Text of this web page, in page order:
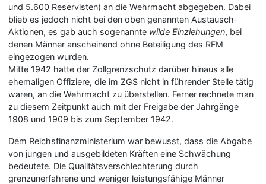
und 5.600 Reservisten) an die Wehrmacht abgegeben. Dabei
blieb es jedoch nicht bei den oben genannten Austausch-
Aktionen, es gab auch sogenannte wilde Einziehungen, bei
denen Männer anscheinend ohne Beteiligung des RFM
eingezogen wurden.
Mitte 1942 hatte der Zollgrenzschutz darüber hinaus alle
ehemaligen Offiziere, die im ZGS nicht in führender Stelle tätig
waren, an die Wehrmacht zu überstellen. Ferner rechnete man
zu diesem Zeitpunkt auch mit der Freigabe der Jahrgänge
1908 und 1909 bis zum September 1942.
Dem Reichsfinanzministerium war bewusst, dass die Abgabe
von jungen und ausgebildeten Kräften eine Schwächung
bedeutete. Die Qualitätsverschlechterung durch
grenzunerfahrene und weniger leistungsfähige Männer